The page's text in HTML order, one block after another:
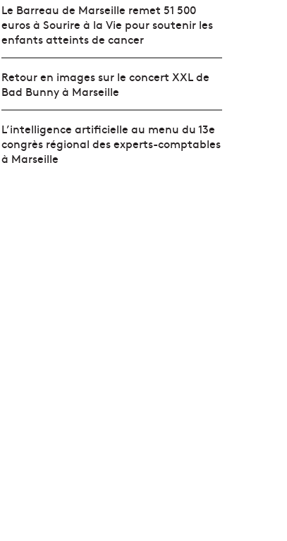
Le Barreau de Marseille remet 51 500
euros à Sourire à la Vie pour soutenir les
enfants atteints de cancer
Retour en images sur le concert XXL de
Bad Bunny à Marseille
L’intelligence artificielle au menu du 13e
congrès régional des experts-comptables
à Marseille